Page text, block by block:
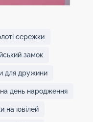
сережки
замок
для дружини
день народження
на ювілей